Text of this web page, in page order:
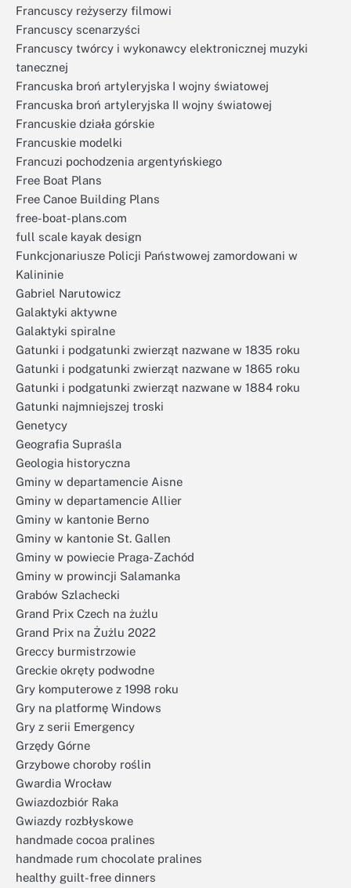
Francuscy reżyserzy filmowi
Francuscy scenarzyści
Francuscy twórcy i wykonawcy elektronicznej muzyki
tanecznej
Francuska broń artyleryjska I wojny światowej
Francuska broń artyleryjska II wojny światowej
Francuskie działa górskie
Francuskie modelki
Francuzi pochodzenia argentyńskiego
Free Boat Plans
Free Canoe Building Plans
free-boat-plans.com
full scale kayak design
Funkcjonariusze Policji Państwowej zamordowani w
Kalininie
Gabriel Narutowicz
Galaktyki aktywne
Galaktyki spiralne
Gatunki i podgatunki zwierząt nazwane w 1835 roku
Gatunki i podgatunki zwierząt nazwane w 1865 roku
Gatunki i podgatunki zwierząt nazwane w 1884 roku
Gatunki najmniejszej troski
Genetycy
Geografia Supraśla
Geologia historyczna
Gminy w departamencie Aisne
Gminy w departamencie Allier
Gminy w kantonie Berno
Gminy w kantonie St. Gallen
Gminy w powiecie Praga-Zachód
Gminy w prowincji Salamanka
Grabów Szlachecki
Grand Prix Czech na żużlu
Grand Prix na Żużlu 2022
Greccy burmistrzowie
Greckie okręty podwodne
Gry komputerowe z 1998 roku
Gry na platformę Windows
Gry z serii Emergency
Grzędy Górne
Grzybowe choroby roślin
Gwardia Wrocław
Gwiazdozbiór Raka
Gwiazdy rozbłyskowe
handmade cocoa pralines
handmade rum chocolate pralines
healthy guilt-free dinners